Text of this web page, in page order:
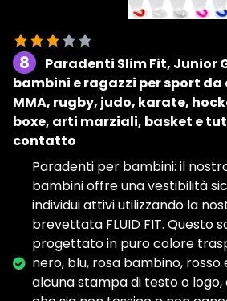
8
Paradenti Slim Fit, Junior
bambini e ragazzi per sport
MMA, rugby, judo, karate,
boxe, arti marziali, basket e
contatto
Paradenti per bambini: il
bambini offre una vestibilità
individui attivi utilizzando la
brevettata FLUID FIT. Questo
progettato in puro colore
nero, blu, rosa bambino, rosso
alcuna stampa di testo o